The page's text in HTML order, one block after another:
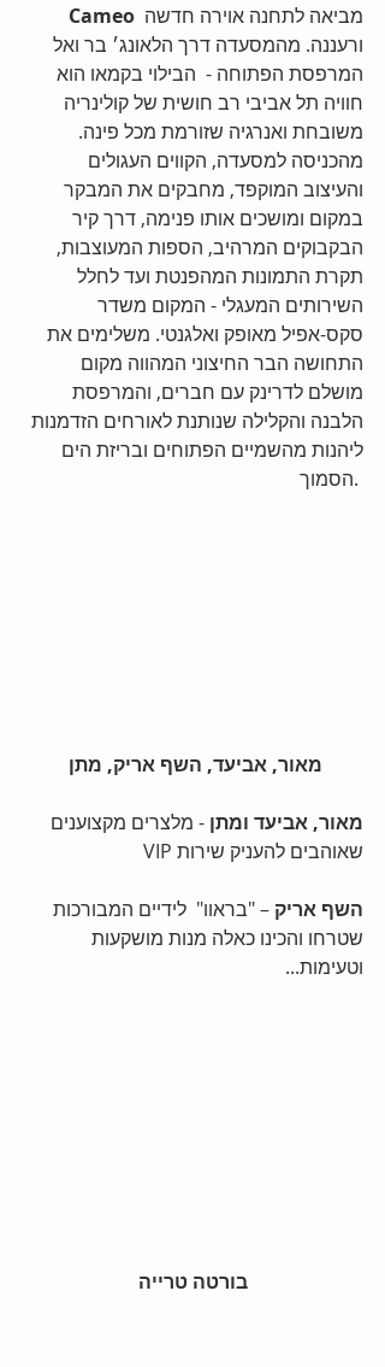
Cameo מביאה לתחנה אוירה חדשה
ורעננה. מהמסעדה דרך הלאונג׳ בר ואל
המרפסת הפתוחה -  הבילוי בקמאו הוא
חוויה תל אביבי רב חושית של קולינריה
משובחת ואנרגיה שזורמת מכל פינה.
מהכניסה למסעדה, הקווים העגולים
והעיצוב המוקפד, מחבקים את המבקר
במקום ומושכים אותו פנימה, דרך קיר
הבקבוקים המרהיב, הספות המעוצבות,
תקרת התמונות המהפנטת ועד לחלל
השירותים המעגלי - המקום משדר
סקס-אפיל מאופק ואלגנטי. משלימים את
התחושה הבר החיצוני המהווה מקום
מושלם לדרינק עם חברים, והמרפסת
הלבנה והקלילה שנותנת לאורחים הזדמנות
ליהנות מהשמיים הפתוחים ובריזת הים
הסמוך.
מאור, אביעד, השף אריק, מתן
מאור, אביעד ומתן - מלצרים מקצוענים
שאוהבים להעניק שירות VIP
השף אריק – "בראוו"  לידיים המבורכות
שטרחו והכינו כאלה מנות מושקעות
וטעימות...
בורטה טרייה